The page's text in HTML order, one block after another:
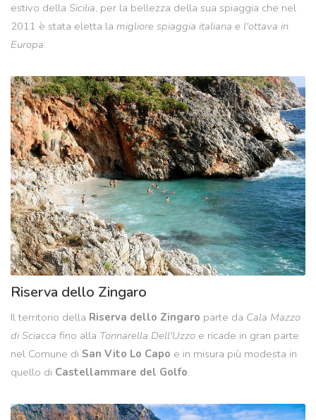
estivo della Sicilia, per la bellezza della sua spiaggia che nel
2011 è stata eletta la migliore spiaggia italiana e l'ottava in
Europa.
Riserva dello Zingaro
Il territorio della Riserva dello Zingaro parte da Cala Mazzo
di Sciacca fino alla Tonnarella Dell'Uzzo e ricade in gran parte
nel Comune di San Vito Lo Capo e in misura più modesta in
quello di Castellammare del Golfo.